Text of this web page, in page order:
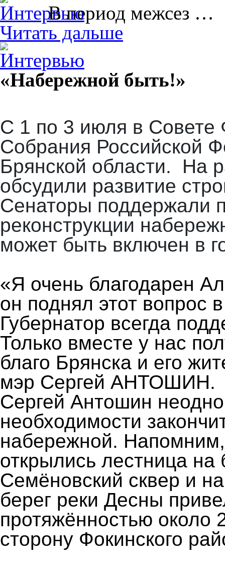
В период межсез …
Читать дальше
«Набережной быть!»
С 1 по 3 июля в Совете
Собрания Российской
Брянской области. На
обсудили развитие
Сенаторы поддержали
реконструкции
может быть включен в
«Я очень благодарен
он поднял этот вопрос
Губернатор всегда
Только вместе у нас
благо Брянска и его
мэр Сергей АНТОШИН.
Сергей Антошин
необходимости
набережной.
открылись лестница на
Семёновский сквер и
берег реки Десны
протяжённостью около
сторону Фокинского